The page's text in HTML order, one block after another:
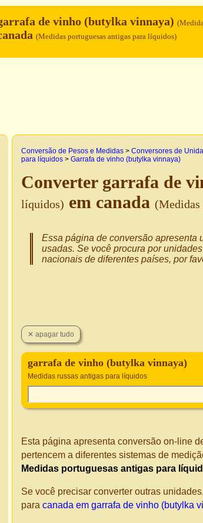
de vinho (butylka vinnaya)
(Medidas portuguesas antigas para líquidos)
Conversão de Pesos e Medidas > Conversores de
para líquidos > Garrafa de vinho (butylka vinnaya)
Converter garrafa de
líquidos) em canada (Medidas
Essa página de conversão apresenta
usadas. Se você procura por
nacionais de diferentes países, por
garrafa de vinho (butylka vinnaya)
Medidas russas antigas para líquidos
Esta página apresenta conversão on-line
pertencem a diferentes sistemas de
Medidas portuguesas antigas para
Se você precisar converter outras
para canada em garrafa de vinho (butylka